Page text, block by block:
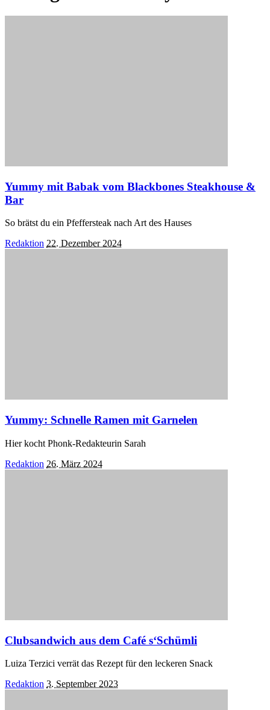
Yummy mit Babak vom Blackbones Steakhouse &
Bar
So brätst du ein Pfeffersteak nach Art des Hauses
Posted
Redaktion 22. Dezember 2024
Yummy: Schnelle Ramen mit Garnelen
Hier kocht Phonk-Redakteurin Sarah
Posted
Redaktion 26. März 2024
Clubsandwich aus dem Café s‘Schümli
Luiza Terzici verrät das Rezept für den leckeren Snack
Posted
Redaktion 3. September 2023